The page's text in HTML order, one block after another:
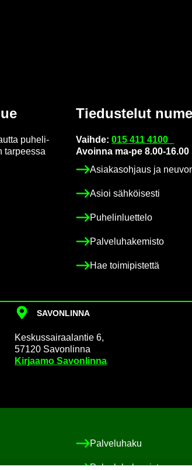
pu­he­li­
tar­pees­sa
Tie­dus­te­lut
Vaih­de:015 411 4100
Avoin­na ma-pe 8.00-16.00
Asia­kas­oh­jaus ja
Asioi säh­köi­ses­ti
Pu­he­lin­luet­te­lo
Pal­ve­lu­ha­ke­mis­to
Hae toi­mi­pis­tet­tä
SA­VON­LIN­NA
Kes­kus­sai­raa­lan­tie 6,
57120 Sa­von­lin­na
Kir­jaa­mo Sa­von­lin­na
Pal­ve­lu­ha­ku
Pal­ve­lu­ha­ke­mis­to